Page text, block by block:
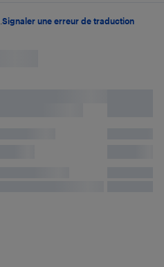
Signaler une erreur de traduction